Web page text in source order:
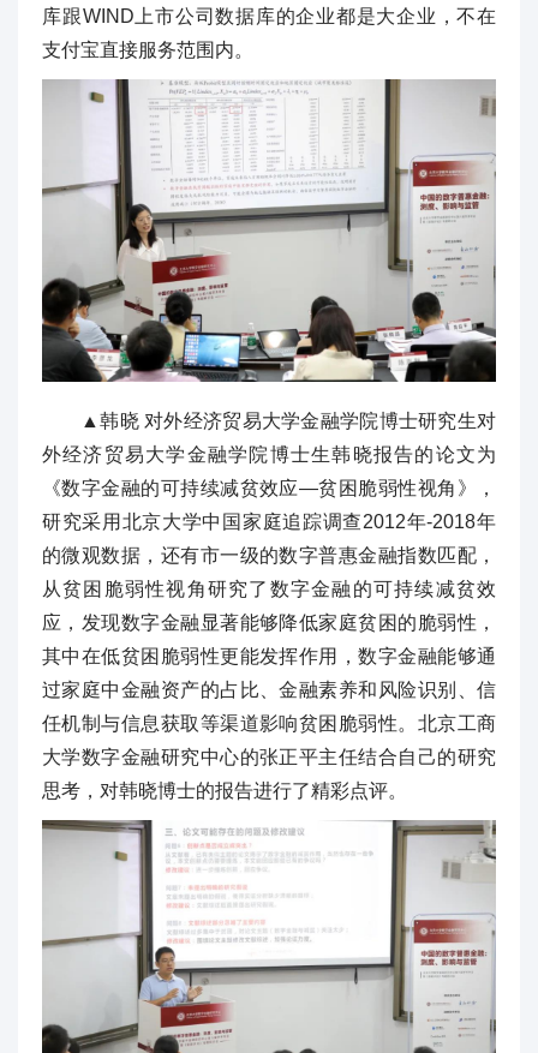
库跟WIND上市公司数据库的企业都是大企业，不在
支付宝直接服务范围内。
▲韩晓 对外经济贸易大学金融学院博士研究生对
外经济贸易大学金融学院博士生韩晓报告的论文为
《数字金融的可持续减贫效应—贫困脆弱性视角》，
研究采用北京大学中国家庭追踪调查2012年-2018年
的微观数据，还有市一级的数字普惠金融指数匹配，
从贫困脆弱性视角研究了数字金融的可持续减贫效
应，发现数字金融显著能够降低家庭贫困的脆弱性，
其中在低贫困脆弱性更能发挥作用，数字金融能够通
过家庭中金融资产的占比、金融素养和风险识别、信
任机制与信息获取等渠道影响贫困脆弱性。北京工商
大学数字金融研究中心的张正平主任结合自己的研究
思考，对韩晓博士的报告进行了精彩点评。